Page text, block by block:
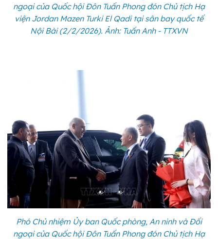
ngoại của Quốc hội Đôn Tuấn Phong đón Chủ tịch Hạ
viện Jordan Mazen Turki El Qadi tại sân bay quốc tế
Nội Bài (2/2/2026). Ảnh: Tuấn Anh - TTXVN
Phó Chủ nhiệm Ủy ban Quốc phòng, An ninh và Đối
ngoại của Quốc hội Đôn Tuấn Phong đón Chủ tịch Hạ